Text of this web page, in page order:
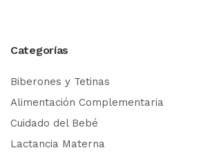
Categorías
Biberones y Tetinas
Alimentación Complementaria
Cuidado del Bebé
Lactancia Materna